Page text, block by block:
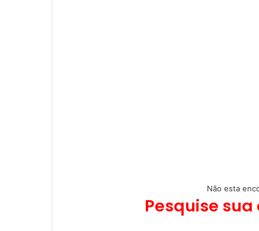
Não esta
Pesquise